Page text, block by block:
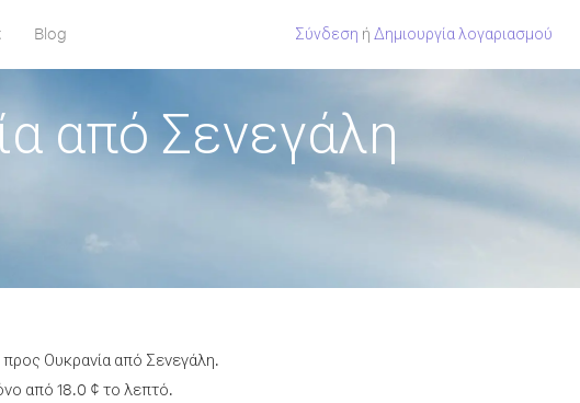
Blog Σύνδεση ή Δημιουργία λογαριασμού
από Σενεγάλη
Ουκρανία από Σενεγάλη.
από 18.0 ¢ το λεπτό.